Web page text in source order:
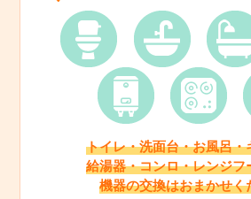
トイレ・洗面台・お風呂・
給湯器・コンロ・レンジフ
機器の交換はおまかせく